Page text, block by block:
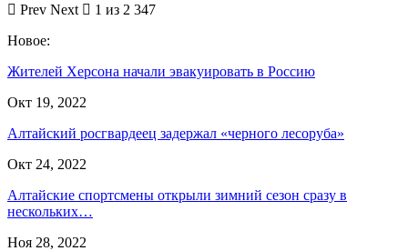
Prev Next
1 из 2 347
Новое:
Жителей Херсона начали эвакуировать в Россию
Окт 19, 2022
Алтайский росгвардеец задержал «черного лесоруба»
Окт 24, 2022
Алтайские спортсмены открыли зимний сезон сразу в
нескольких…
Ноя 28, 2022